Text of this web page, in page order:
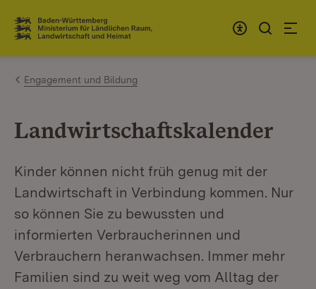
Zum Inhalt springen
Link zur Startseite
Engagement und Bildung
Landwirtschaftskalender
Kinder können nicht früh genug mit der
Landwirtschaft in Verbindung kommen. Nur
so können Sie zu bewussten und
informierten Verbraucherinnen und
Verbrauchern heranwachsen. Immer mehr
Familien sind zu weit weg vom Alltag der